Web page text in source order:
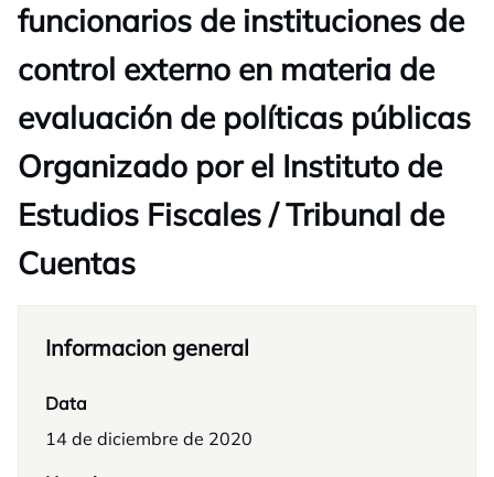
funcionarios de instituciones de
control externo en materia de
evaluación de políticas públicas
Organizado por el Instituto de
Estudios Fiscales / Tribunal de
Cuentas
Informacion general
Data
14 de diciembre de 2020